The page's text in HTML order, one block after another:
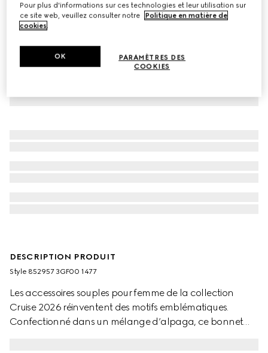
DESCRIPTION PRODUIT
Style ‎852957 3GF00 1477
Les accessoires souples pour femme de la collection
Cruise 2026 réinventent des motifs emblématiques.
Confectionné dans un mélange d’alpaga, ce bonnet
Pour plus d'informations sur ces technologies et leur utilisation sur
ce site web, veuillez consulter notre
Politique en matière de
cookies.
PARAMÈTRES DES
COOKIES
OK